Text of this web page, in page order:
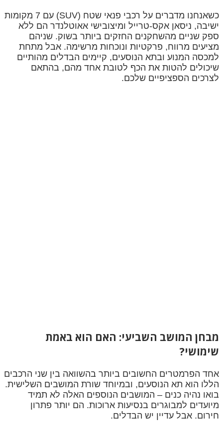
כשאנחנו מדברים על רכבי פנאי שטח (SUV) עם 7 מקומות
ישיבה, ניסאן אקס-טרייל ומיצובישי אאוטלנדר הם ללא
ספק שניים מהשחקנים החזקים ביותר בשוק. שניהם
מציעים מרווח, פרקטיות ונוכחות מרשימה. אבל מתחת
למכסה המנוע ובתא הנוסעים, קיימים הבדלים מהותיים
שיכולים להטות את הכף לטובת אחד מהם, בהתאם
לצרכים הספציפיים שלכם.
מבחן המושב השביעי: האם הוא באמת
שימושי?
אחד הפרמטרים החשובים ביותר בהשוואה בין שני הרכבים
הללו הוא תא הנוסעים, ובמיוחד שורת המושבים השלישית.
בואו נהיה כנים – המושבים הנוספים האלה לא תמיד
מיועדים למבוגרים בנסיעות ארוכות. הם יותר פתרון
חירום. אבל עדיין יש הבדלים.